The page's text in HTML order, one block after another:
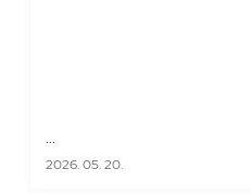
...
2026. 05. 20.